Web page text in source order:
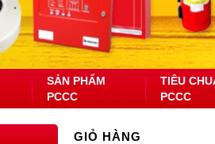
SẢN PHẨM
PCCC
TIÊU
PCCC
GIỎ HÀNG